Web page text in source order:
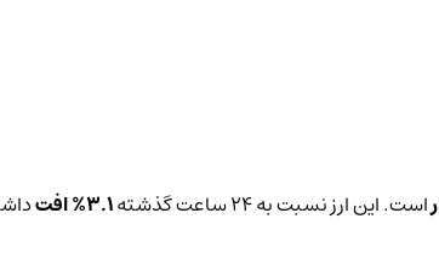
است. این ارز نسبت به ۲۴ ساعت گذشته 3.1% افت